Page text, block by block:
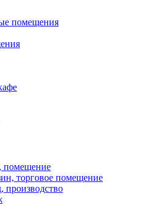
помещения
помещение
торговое помещение
производство